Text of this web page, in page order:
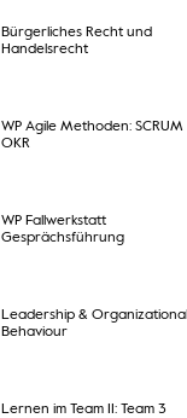
Bürgerliches Recht und
Handelsrecht
WP Agile Methoden:
OKR
WP Fallwerkstatt
Gesprächsführung
Leadership & Organizational
Behaviour
Lernen im Team II: Team 3